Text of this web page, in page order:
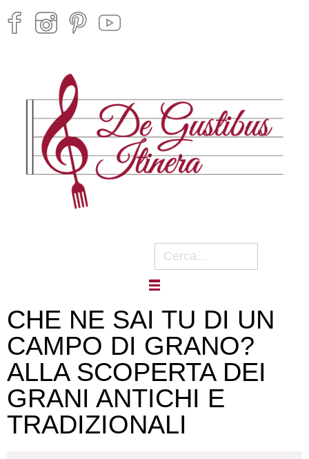
CHE NE SAI TU DI UN
CAMPO DI GRANO?
ALLA SCOPERTA DEI
GRANI ANTICHI E
TRADIZIONALI